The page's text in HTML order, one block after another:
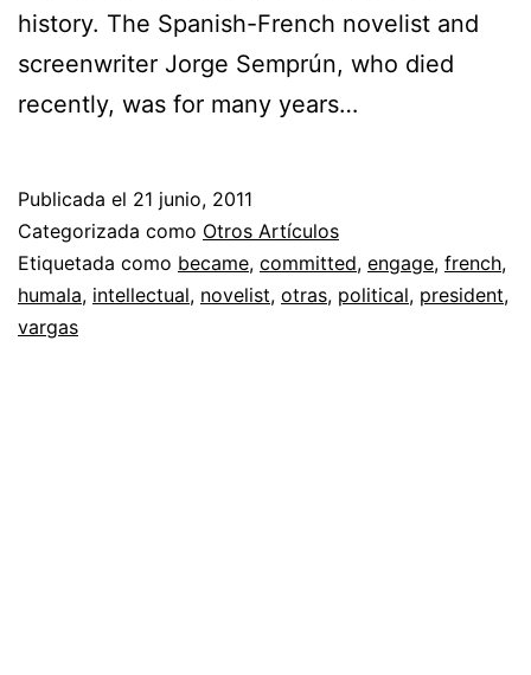
history. The Spanish-French novelist and
screenwriter Jorge Semprún, who died
recently, was for many years…
Publicada el 21 junio, 2011
Categorizada como Otros Artículos
Etiquetada como became, committed, engage, french,
humala, intellectual, novelist, otras, political, president,
vargas